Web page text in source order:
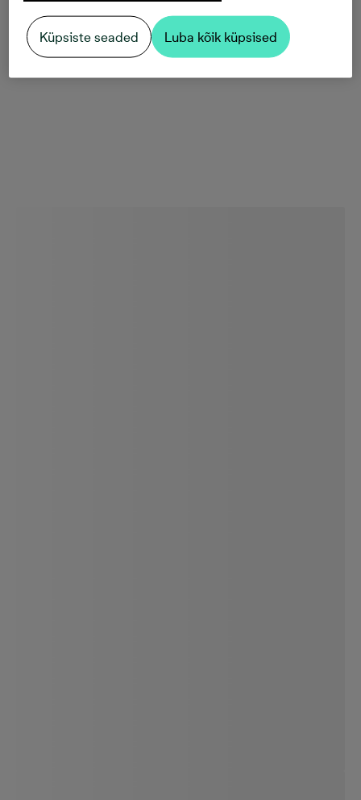
soovid avarat perekorterit kaasaegses ja uues
elukeskkonnas? Siit leiad parima valiku igaks
Küpsiste seaded Luba kõik küpsised